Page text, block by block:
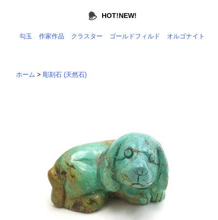
HOT!NEW!
勾玉 作家作品 クラスター ゴールドフィルド オルゴナイト
ホーム >彫刻石 (天然石)